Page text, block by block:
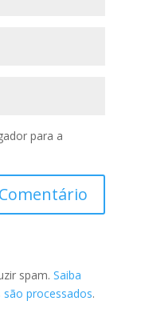
para a
spam. Saiba
processados.